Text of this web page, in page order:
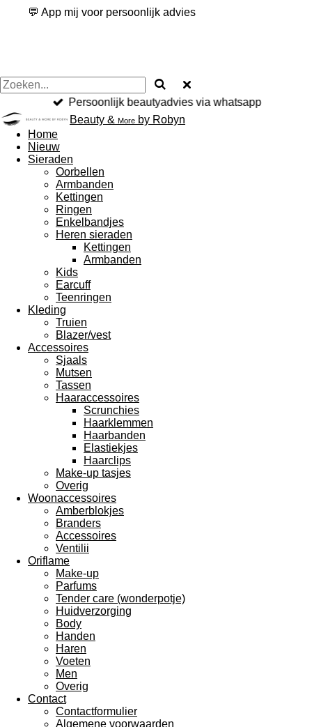
💬 App mij voor persoonlijk advies
Persoonlijk beautyadvies via whatsapp
Beauty & More by Robyn
Home
Nieuw
Sieraden
Oorbellen
Armbanden
Kettingen
Ringen
Enkelbandjes
Heren sieraden
Kettingen
Armbanden
Kids
Earcuff
Teenringen
Kleding
Truien
Blazer/vest
Accessoires
Sjaals
Mutsen
Tassen
Haaraccessoires
Scrunchies
Haarklemmen
Haarbanden
Elastiekjes
Haarclips
Make-up tasjes
Overig
Woonaccessoires
Amberblokjes
Branders
Accessoires
Ventilii
Oriflame
Make-up
Parfums
Tender care (wonderpotje)
Huidverzorging
Body
Handen
Haren
Voeten
Men
Overig
Contact
Contactformulier
Algemene voorwaarden